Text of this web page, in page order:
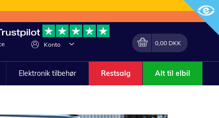
Konto
Lave
Min indkøbskurv
0,00 DKK
Elektronik tilbehør Restsalg Alt til elbil